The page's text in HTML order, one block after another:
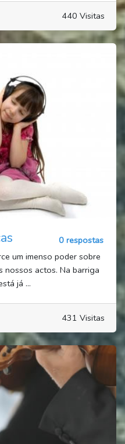
440 Visitas
0 respostas
um imenso poder sobre
nossos actos. Na barriga
já ...
431 Visitas